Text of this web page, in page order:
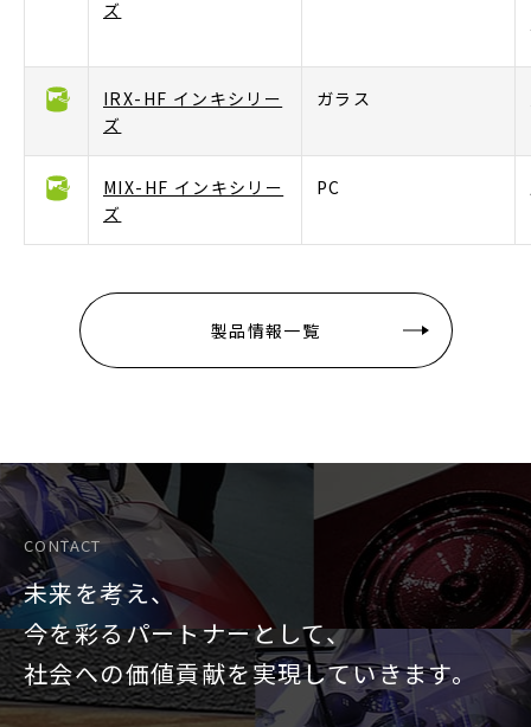
ズ
IRX-HF インキシリー
ズ
ガラス
MIX-HF インキシリー
ズ
PC
製品情報一覧
CONTACT
未来を考え、
今を彩るパートナーとして、
社会への価値貢献を実現していきます。